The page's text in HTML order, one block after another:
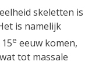
skeletten is
is namelijk
e eeuw komen,
tot massale